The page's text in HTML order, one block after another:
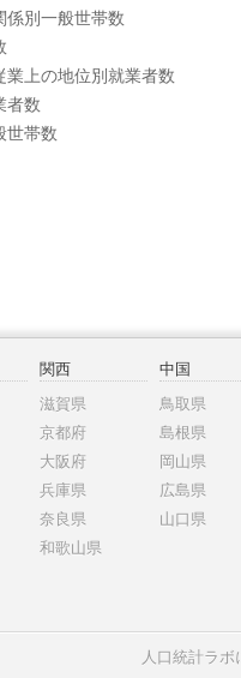
係別一般世帯数
上の地位別就業者数
者数
世帯数
関西
滋賀県
京都府
大阪府
兵庫県
奈良県
和歌山県
中国
鳥取県
島根県
岡山県
広島県
山口県
人口統計ラボ